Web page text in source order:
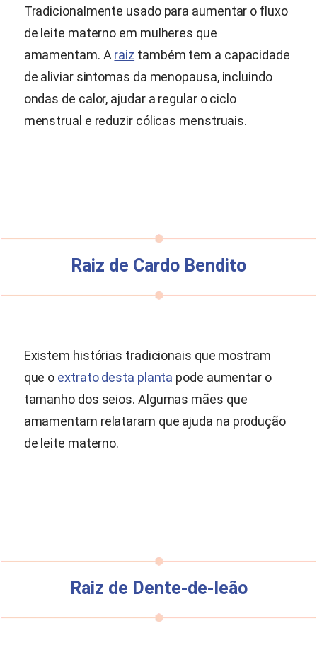
Tradicionalmente usado para aumentar o fluxo
de leite materno em mulheres que
amamentam. A raiz também tem a capacidade
de aliviar sintomas da menopausa, incluindo
ondas de calor, ajudar a regular o ciclo
menstrual e reduzir cólicas menstruais.
Raiz de Cardo Bendito
Existem histórias tradicionais que mostram
que o extrato desta planta pode aumentar o
tamanho dos seios. Algumas mães que
amamentam relataram que ajuda na produção
de leite materno.
Raiz de Dente-de-leão